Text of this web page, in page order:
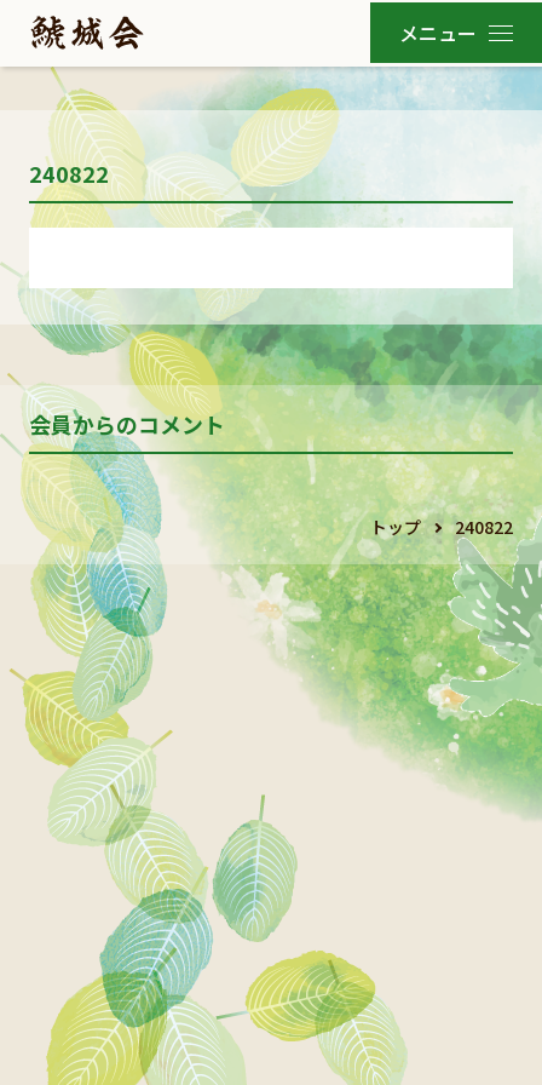
240822
会員からのコメント
トップ 240822